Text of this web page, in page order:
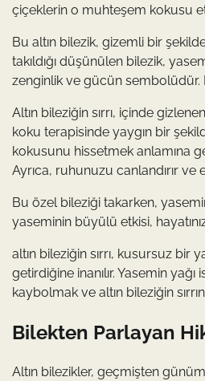
çiçeklerin o muhteşem kokusu
Bu altın bilezik, gizemli bir
takıldığı düşünülen bilezik,
zenginlik ve gücün sembolüdür.
Altın bileziğin sırrı, içinde
koku terapisinde yaygın bir
kokusunu hissetmek anlamına
Ayrıca, ruhunuzu canlandırır ve
Bu özel bileziği takarken,
yaseminin büyülü etkisi,
altın bileziğin sırrı, kusursuz bir
getirdiğine inanılır. Yasemin
kaybolmak ve altın bileziğin
Bilekten Parlayan
Altın bilezikler, geçmişten